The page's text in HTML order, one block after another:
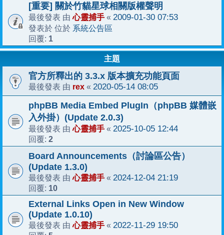
[重要] 關於竹貓星球相關版權聲明
最後發表 由心靈捕手 « 2009-01-30 07:53
發表於 位於 系統公告區
回覆: 1
主題
官方所釋出的 3.3.x 版本擴充功能頁面
最後發表 由 rex « 2020-05-14 08:05
phpBB Media Embed PlugIn（phpBB 媒體嵌
入外掛）(Update 2.0.3)
最後發表 由心靈捕手 « 2025-10-05 12:44
回覆: 2
Board Announcements（討論區公告）
(Update 1.3.0)
最後發表 由心靈捕手 « 2024-12-04 21:19
回覆: 10
External Links Open in New Window
(Update 1.0.10)
最後發表 由心靈捕手 « 2022-11-29 19:50